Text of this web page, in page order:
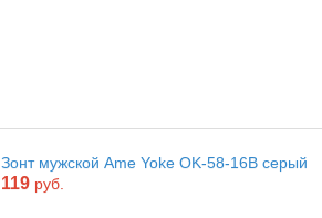
Зонт мужской Ame Yoke OK-58-16B серый
119 руб.